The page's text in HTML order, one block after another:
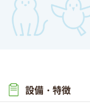
設備・特徴